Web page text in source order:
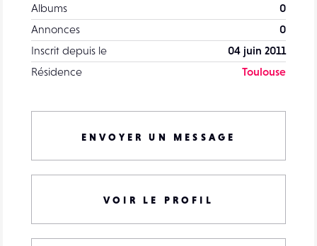
Albums
0
Annonces
0
Inscrit depuis le
04 juin 2011
Résidence
Toulouse
ENVOYER UN MESSAGE
VOIR LE PROFIL